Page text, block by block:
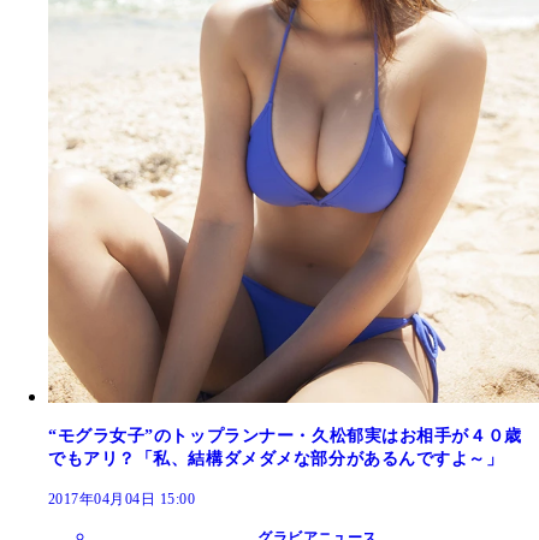
“モグラ女子”のトップランナー・久松郁実はお相手が４０歳
でもアリ？「私、結構ダメダメな部分があるんですよ～」
2017年04月04日 15:00